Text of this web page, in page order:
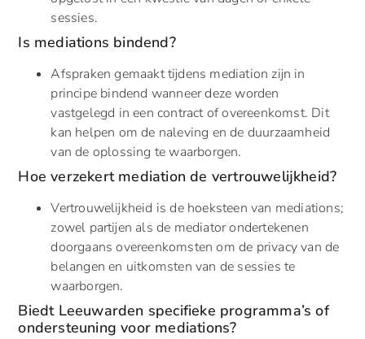
sessies.
Is mediations bindend?
Afspraken gemaakt tijdens mediation zijn in
principe bindend wanneer deze worden
vastgelegd in een contract of overeenkomst. Dit
kan helpen om de naleving en de duurzaamheid
van de oplossing te waarborgen.
Hoe verzekert mediation de vertrouwelijkheid?
Vertrouwelijkheid is de hoeksteen van mediations;
zowel partijen als de mediator ondertekenen
doorgaans overeenkomsten om de privacy van de
belangen en uitkomsten van de sessies te
waarborgen.
Biedt Leeuwarden specifieke programma’s of
ondersteuning voor mediations?